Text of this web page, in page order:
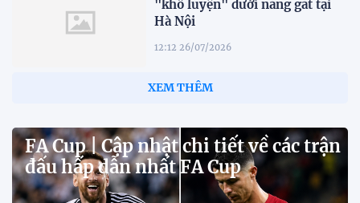
"khổ luyện" dưới nắng gắt tại
Hà Nội
12:12 26/07/2026
XEM THÊM
FA Cup | Cập nhật chi tiết về các trận
đấu hấp dẫn nhất FA Cup